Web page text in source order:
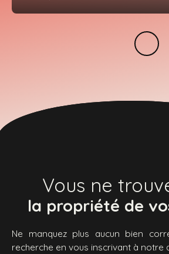
Vous ne
la propriété de
Ne manquez plus aucun bien
recherche en vous inscrivant à notre